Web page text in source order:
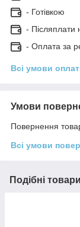
- Готівкою
- Післяплати
- Оплата за
Всі умови
Умови
Повернення
Всі умови
Подібні